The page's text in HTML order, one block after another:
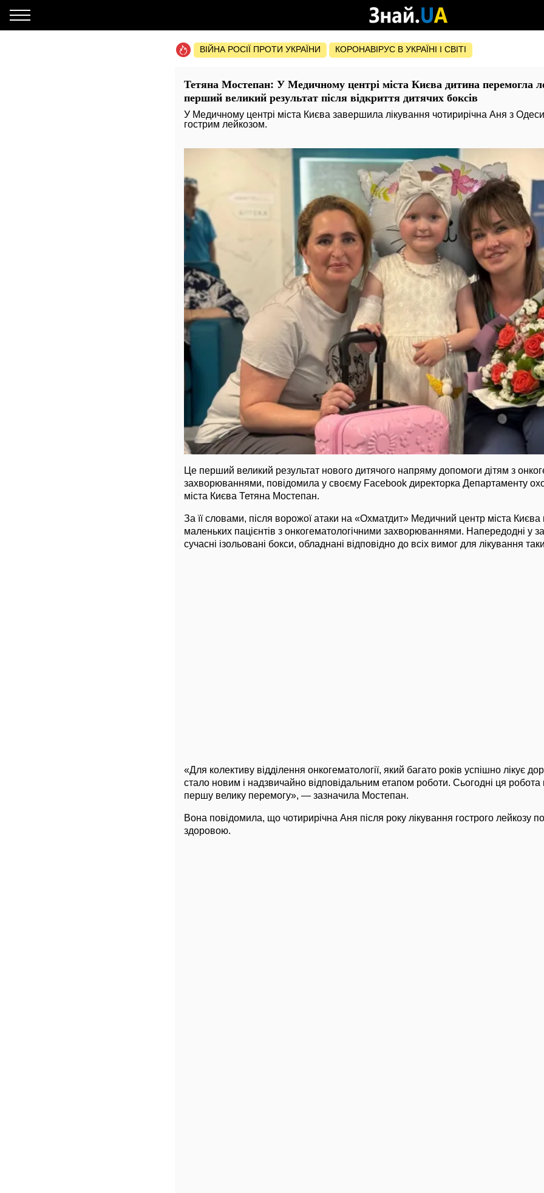
ВІЙНА РОСІЇ ПРОТИ УКРАЇНИ КОРОНАВІРУС В УКРАЇНІ І СВІТІ
Тетяна Мостепан: У Медичному центрі міста Києва дитина перемогла
перший великий результат після відкриття дитячих боксів
У Медичному центрі міста Києва завершила лікування чотирирічна Аня з
гострим лейкозом.
Це перший великий результат нового дитячого напряму допомоги дітям з
захворюваннями, повідомила у своєму Facebook директорка Департаменту
міста Києва Тетяна Мостепан.
За її словами, після ворожої атаки на «Охматдит» Медичний центр міста
маленьких пацієнтів з онкогематологічними захворюваннями. Напередодні у
сучасні ізольовані бокси, обладнані відповідно до всіх вимог для лікування
«Для колективу відділення онкогематології, який багато років успішно лікує
стало новим і надзвичайно відповідальним етапом роботи. Сьогодні ця
першу велику перемогу», — зазначила Мостепан.
Вона повідомила, що чотирирічна Аня після року лікування гострого лейкозу
здоровою.